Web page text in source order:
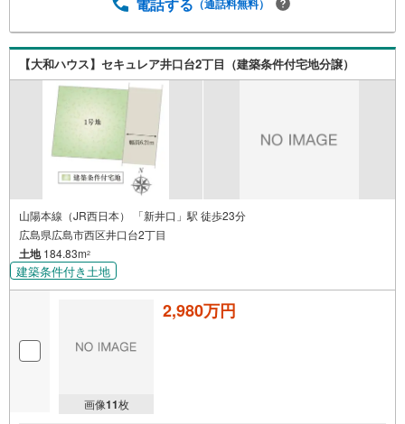
（通話料無料）
【大和ハウス】セキュレア井口台2丁目（建築条件付宅地分譲）
山陽本線（JR西日本） 「新井口」駅 徒歩23分
広島県広島市西区井口台2丁目
土地184.83m2
建築条件付き土地
画像11枚
2,980万円